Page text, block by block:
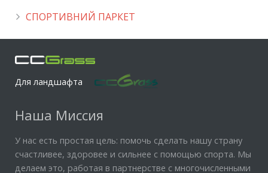
СПОРТИВНИЙ ПАРКЕТ
Для ландшафта
Наша Миссия
У нас есть простая цель: помочь сделать нашу страну
счастливее, здоровее и сильнее с помощью спорта. Мы
делаем это, работая в партнерстве с многочисленными